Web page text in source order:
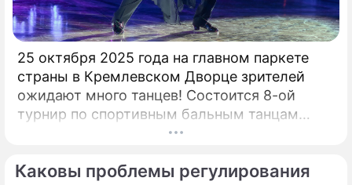
25 октября 2025 года на главном паркете
страны в Кремлевском Дворце зрителей
ожидают много танцев! Состоится 8-ой
турнир по спортивным бальным танцам
"Кубок Кремля – Гордость России!". Будет
европейской и латиноамериканской
Каковы проблемы регулирования